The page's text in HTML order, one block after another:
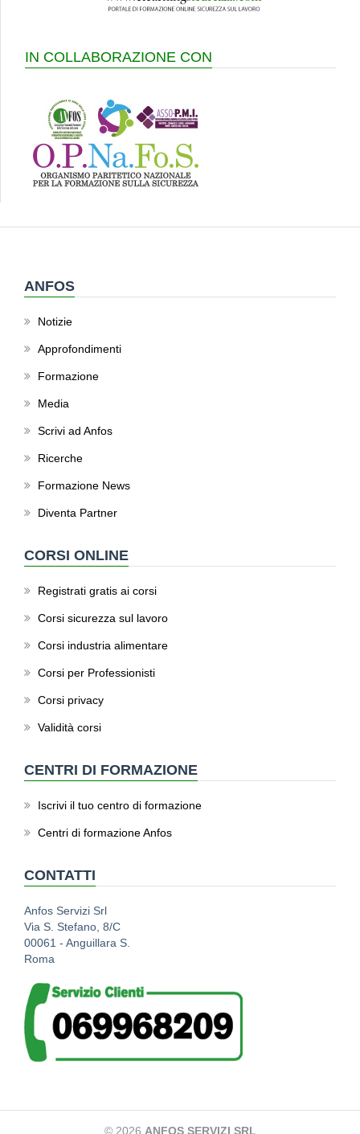
IN COLLABORAZIONE CON
ANFOS
Notizie
Approfondimenti
Formazione
Media
Scrivi ad Anfos
Ricerche
Formazione News
Diventa Partner
CORSI ONLINE
Registrati gratis ai corsi
Corsi sicurezza sul lavoro
Corsi industria alimentare
Corsi per Professionisti
Corsi privacy
Validità corsi
CENTRI DI FORMAZIONE
Iscrivi il tuo centro di formazione
Centri di formazione Anfos
CONTATTI
Anfos Servizi Srl
Via S. Stefano, 8/C
00061 - Anguillara S.
Roma
© 2026 ANFOS SERVIZI SRL